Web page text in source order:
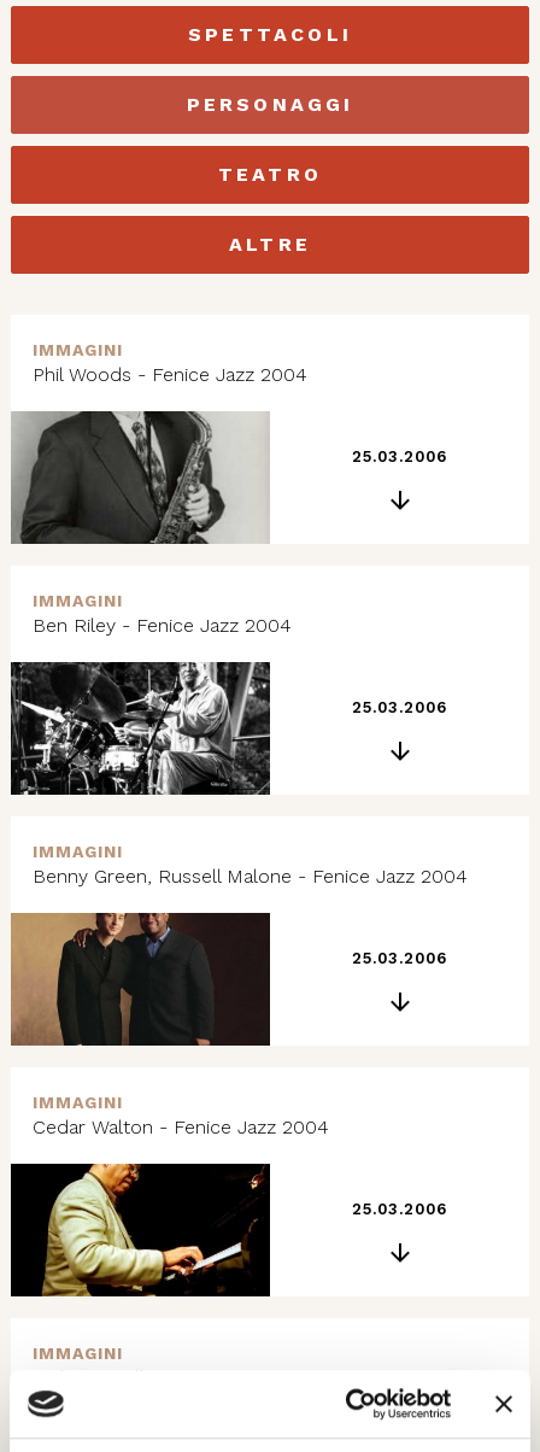
SPETTACOLI
PERSONAGGI
TEATRO
ALTRE
IMMAGINI
Phil Woods - Fenice Jazz 2004
25.03.2006
IMMAGINI
Ben Riley - Fenice Jazz 2004
25.03.2006
IMMAGINI
Benny Green, Russell Malone - Fenice Jazz 2004
25.03.2006
IMMAGINI
Cedar Walton - Fenice Jazz 2004
25.03.2006
IMMAGINI
Mulgrew Miller - Fenice Jazz 2004